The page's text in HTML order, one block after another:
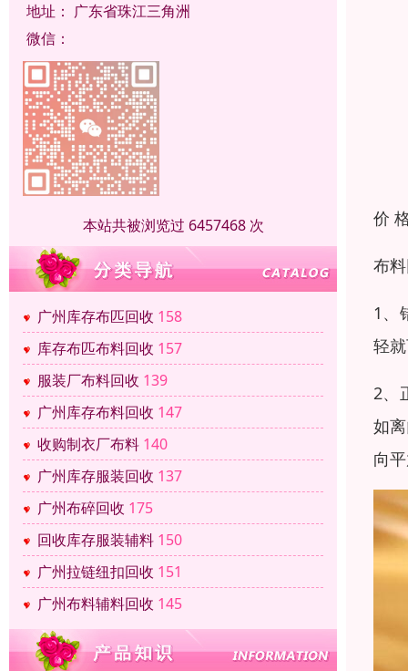
地址： 广东省珠江三角洲
微信：
本站共被浏览过 6457468 次
广州库存布匹回收 158
库存布匹布料回收 157
服装厂布料回收 139
广州库存布料回收 147
收购制衣厂布料 140
广州库存服装回收 137
广州布碎回收 175
回收库存服装辅料 150
广州拉链纽扣回收 151
广州布料辅料回收 145
价
布
1、
轻
2、
如
向